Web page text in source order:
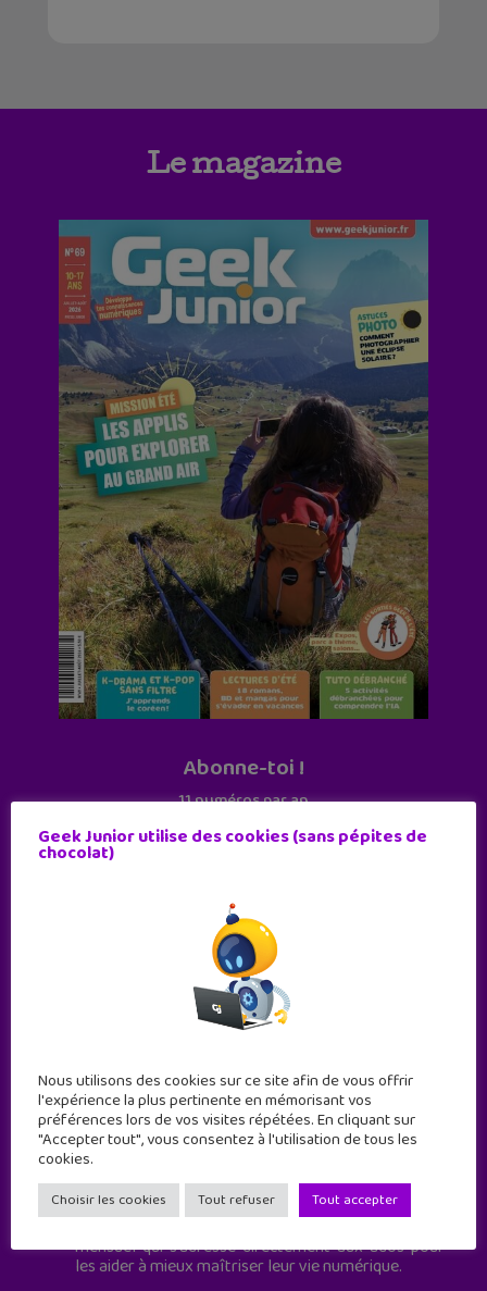
Le magazine
Abonne-toi !
11 numéros par an
Geek Junior est le premier site de culture numérique
à destination des adolescents.
mensuel qui s’adresse directement aux ados pour
les aider à mieux maîtriser leur vie numérique.
Geek Junior utilise des cookies (sans pépites de
chocolat)
Nous utilisons des cookies sur ce site afin de vous offrir
l'expérience la plus pertinente en mémorisant vos
préférences lors de vos visites répétées. En cliquant sur
"Accepter tout", vous consentez à l'utilisation de tous les
cookies.
Choisir les cookies Tout refuser Tout accepter